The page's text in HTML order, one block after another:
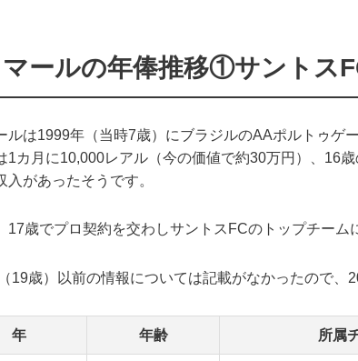
ールの年俸推移①サントス
ルは1999年（当時7歳）にブラジルのAAポルトゥゲ
1カ月に10,000レアル（今の価値で約30万円）、16
入があったそうです。
17歳でプロ契約を交わしサントスFCのトップチーム
19歳）以前の情報については記載がなかったので、
年 年齢 所属